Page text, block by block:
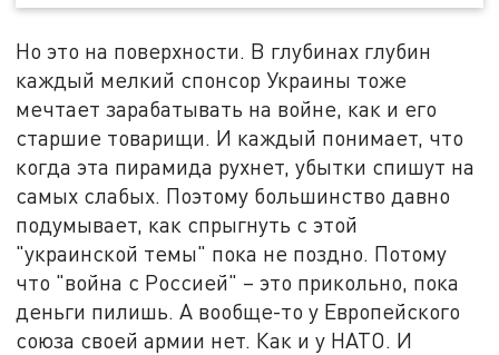
Но это на поверхности. В глубинах глубин
каждый мелкий спонсор Украины тоже
мечтает зарабатывать на войне, как и его
старшие товарищи. И каждый понимает, что
когда эта пирамида рухнет, убытки спишут на
самых слабых. Поэтому большинство давно
подумывает, как спрыгнуть с этой
"украинской темы" пока не поздно. Потому
что "война с Россией" – это прикольно, пока
деньги пилишь. А вообще-то у Европейского
союза своей армии нет. Как и у НАТО. И